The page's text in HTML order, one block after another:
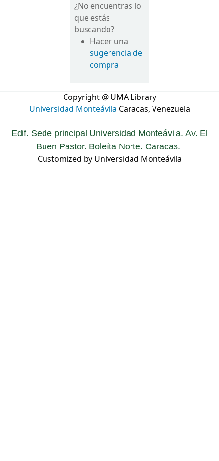
¿No encuentras lo
que estás
buscando?
Hacer una
sugerencia de
compra
Copyright @ UMA Library
Universidad Monteávila Caracas, Venezuela
Edif. Sede principal Universidad Monteávila. Av. El
Buen Pastor. Boleíta Norte. Caracas.
Customized by Universidad Monteávila